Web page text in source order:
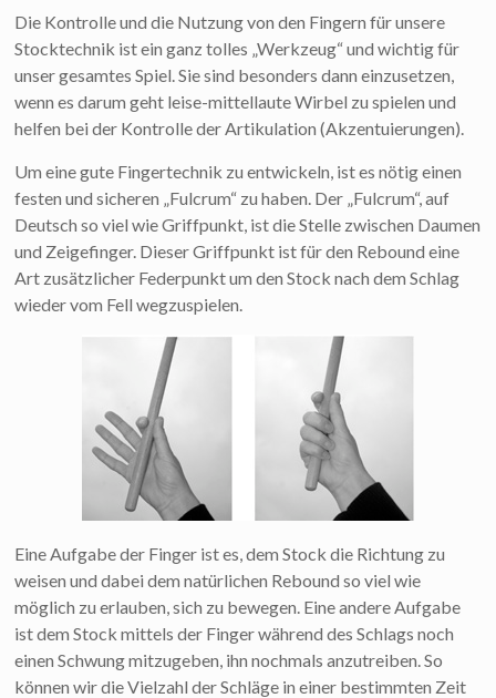
Die Kontrolle und die Nutzung von den Fingern für unsere
Stocktechnik ist ein ganz tolles „Werkzeug“ und wichtig für
unser gesamtes Spiel. Sie sind besonders dann einzusetzen,
wenn es darum geht leise-mittellaute Wirbel zu spielen und
helfen bei der Kontrolle der Artikulation (Akzentuierungen).
Um eine gute Fingertechnik zu entwickeln, ist es nötig einen
festen und sicheren „Fulcrum“ zu haben. Der „Fulcrum“, auf
Deutsch so viel wie Griffpunkt, ist die Stelle zwischen Daumen
und Zeigefinger. Dieser Griffpunkt ist für den Rebound eine
Art zusätzlicher Federpunkt um den Stock nach dem Schlag
wieder vom Fell wegzuspielen.
Eine Aufgabe der Finger ist es, dem Stock die Richtung zu
weisen und dabei dem natürlichen Rebound so viel wie
möglich zu erlauben, sich zu bewegen. Eine andere Aufgabe
ist dem Stock mittels der Finger während des Schlags noch
einen Schwung mitzugeben, ihn nochmals anzutreiben. So
können wir die Vielzahl der Schläge in einer bestimmten Zeit